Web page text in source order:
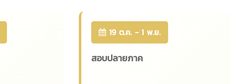
19 ต.ค. - 1 พ.ย.
สอบปลายภาค